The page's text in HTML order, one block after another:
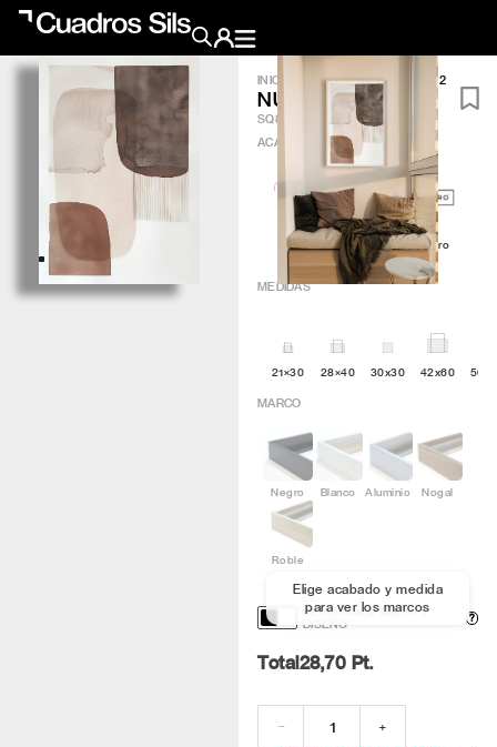
Obra Pictórica
Obra Gráfica
Inspiración
Crea tu pared
INICIO OBRA GRÁFICA NUDE 2
NUDE 2
SQ809
ACABADO
Artic Minimal Q4attro
MEDIDAS
21×30 28×40 30x30 42x60
PERSONALIZACIÓN Y
DISEÑO
?
MARCO
Negro Blanco Aluminio Nogal
Roble
Elige acabado y medida
para ver los marcos
Total28,70 Pt.
− +